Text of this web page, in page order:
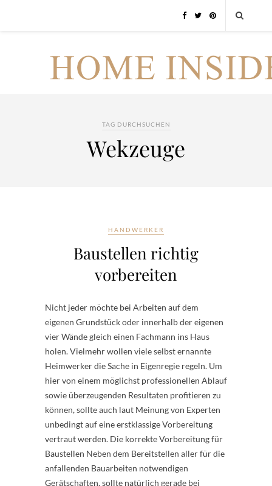
TAG DURCHSUCHEN
Wekzeuge
HANDWERKER
Baustellen richtig
vorbereiten
Nicht jeder möchte bei Arbeiten auf dem
eigenen Grundstück oder innerhalb der eigenen
vier Wände gleich einen Fachmann ins Haus
holen. Vielmehr wollen viele selbst ernannte
Heimwerker die Sache in Eigenregie regeln. Um
hier von einem möglichst professionellen Ablauf
sowie überzeugenden Resultaten profitieren zu
können, sollte auch laut Meinung von Experten
unbedingt auf eine erstklassige Vorbereitung
vertraut werden. Die korrekte Vorbereitung für
Baustellen Neben dem Bereitstellen aller für die
anfallenden Bauarbeiten notwendigen
Gerätschaften, sollte natürlich gerade bei